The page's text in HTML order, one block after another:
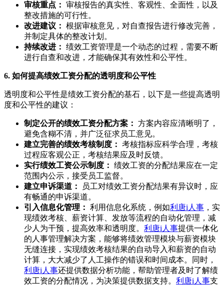
审核重点： 审核报告的真实性、客观性、全面性，以及
整改措施的可行性。
改进建议： 根据审核意见，对自查报告进行修改完善，
并制定具体的整改计划。
持续改进： 绩效工资管理是一个动态的过程，需要不断
进行自查和改进，才能确保其有效性和公平性。
6. 如何提高绩效工资分配的透明度和公平性
透明度和公平性是绩效工资分配的基石，以下是一些提高透明
度和公平性的建议：
制定公开的绩效工资分配方案： 方案内容应清晰明了，
避免含糊不清，并广泛征求员工意见。
建立完善的绩效考核制度： 考核指标应科学合理，考核
过程应客观公正，考核结果应及时反馈。
实行绩效工资公示制度： 绩效工资的分配结果应在一定
范围内公示，接受员工监督。
建立申诉渠道：
员工对绩效工资分配结果有异议时，应
有畅通的申诉渠道。
引入信息化管理： 利用信息化系统，例如利唐i人事 ，实
现绩效考核、薪资计算、发放等流程的自动化管理，减
少人为干预，提高效率和透明度。 利唐i人事提供一体化
的人事管理解决方案，能够将绩效管理模块与薪资模块
无缝连接，实现绩效考核结果的自动导入和薪资的自动
计算，大大减少了人工操作的错误和时间成本。同时，
利唐i人事还提供数据分析功能，帮助管理者及时了解绩
效工资的分配情况，为决策提供数据支持。 利唐i人事支